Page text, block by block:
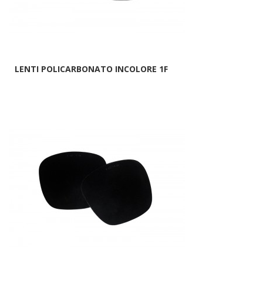
LENTI POLICARBONATO INCOLORE 1F